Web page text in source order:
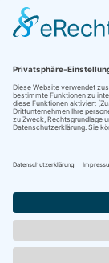
Kindergarten St.
In der Hau 2
Tel.: 0 75 72 / 46
E-Mail:
"Alles, was ihr